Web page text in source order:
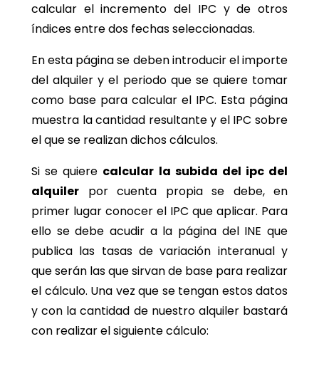
calcular el incremento del IPC y de otros
índices entre dos fechas seleccionadas.
En esta página se deben introducir el importe
del alquiler y el periodo que se quiere tomar
como base para calcular el IPC. Esta página
muestra la cantidad resultante y el IPC sobre
el que se realizan dichos cálculos.
Si se quiere calcular la subida del ipc del
alquiler por cuenta propia se debe, en
primer lugar conocer el IPC que aplicar. Para
ello se debe acudir a la página del INE que
publica las tasas de variación interanual y
que serán las que sirvan de base para realizar
el cálculo. Una vez que se tengan estos datos
y con la cantidad de nuestro alquiler bastará
con realizar el siguiente cálculo: